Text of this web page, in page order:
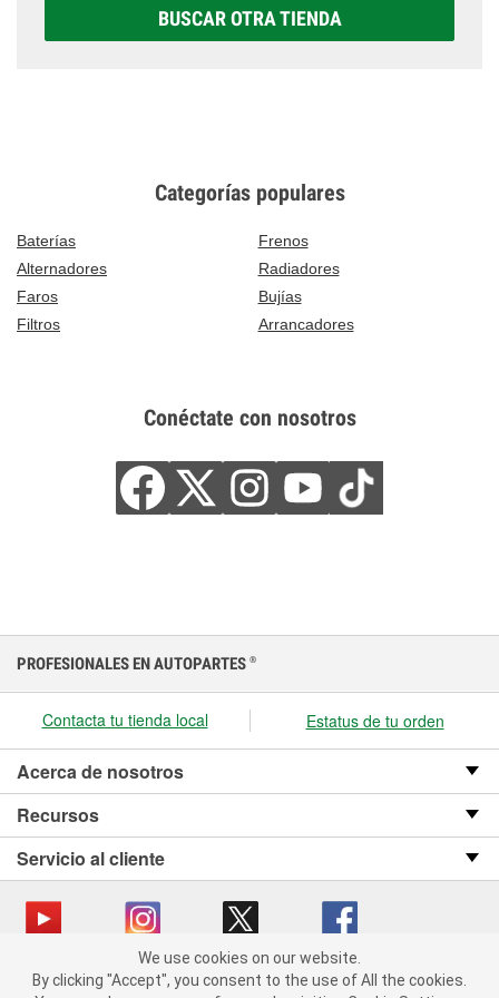
BUSCAR OTRA TIENDA
Categorías populares
Baterías
Frenos
Alternadores
Radiadores
Faros
Bujías
Filtros
Arrancadores
Conéctate con nosotros
We use cookies on our website. By clicking "Accept", you consent
to the use of All the cookies.
PROFESIONALES EN AUTOPARTES ®
Contacta tu tienda local Estatus de tu orden
Acerca de nosotros
Recursos
Servicio al cliente
Copyright © 2008-2026 O’Reilly Auto Parts v OST_3.2.0.0.729 (3) cv1361
We use cookies on our website.
By clicking "Accept", you consent to the use of All the cookies.